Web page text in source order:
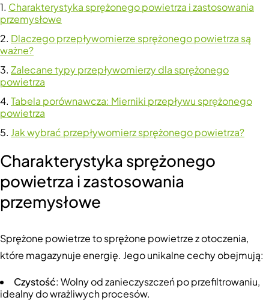
Charakterystyka sprężonego powietrza i zastosowania
przemysłowe
Dlaczego przepływomierze sprężonego powietrza są
ważne?
Zalecane typy przepływomierzy dla sprężonego
powietrza
Tabela porównawcza: Mierniki przepływu sprężonego
powietrza
Jak wybrać przepływomierz sprężonego powietrza?
Charakterystyka sprężonego
powietrza i zastosowania
przemysłowe
Sprężone powietrze to sprężone powietrze z otoczenia,
które magazynuje energię. Jego unikalne cechy obejmują:
Czystość: Wolny od zanieczyszczeń po przefiltrowaniu,
idealny do wrażliwych procesów.